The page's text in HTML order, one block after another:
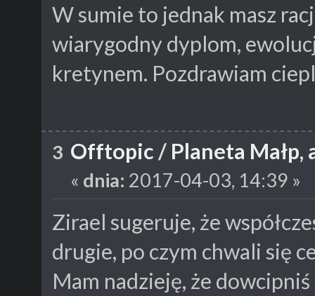
W sumie to jednak masz
wiarygodny dyplom,
kretynem. Pozdrawiam
3 Offtopic / Planeta
« dnia: 2017-04-03, 14:39 »
Zirael sugeruje, że
drugie, po czym chwali się
Mam nadzieję, że